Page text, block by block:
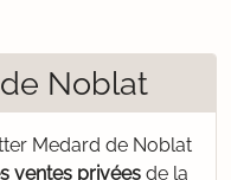
Noblat
Medard de Noblat
ventes privées de la